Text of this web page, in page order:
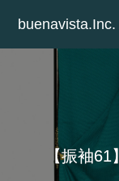
buenavista.Inc.
【振袖